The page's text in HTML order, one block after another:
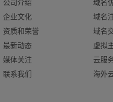
公司介绍
企业文化
资质和荣誉
最新动态
媒体关注
联系我们
域名
域名
域名
虚拟
云服
海外